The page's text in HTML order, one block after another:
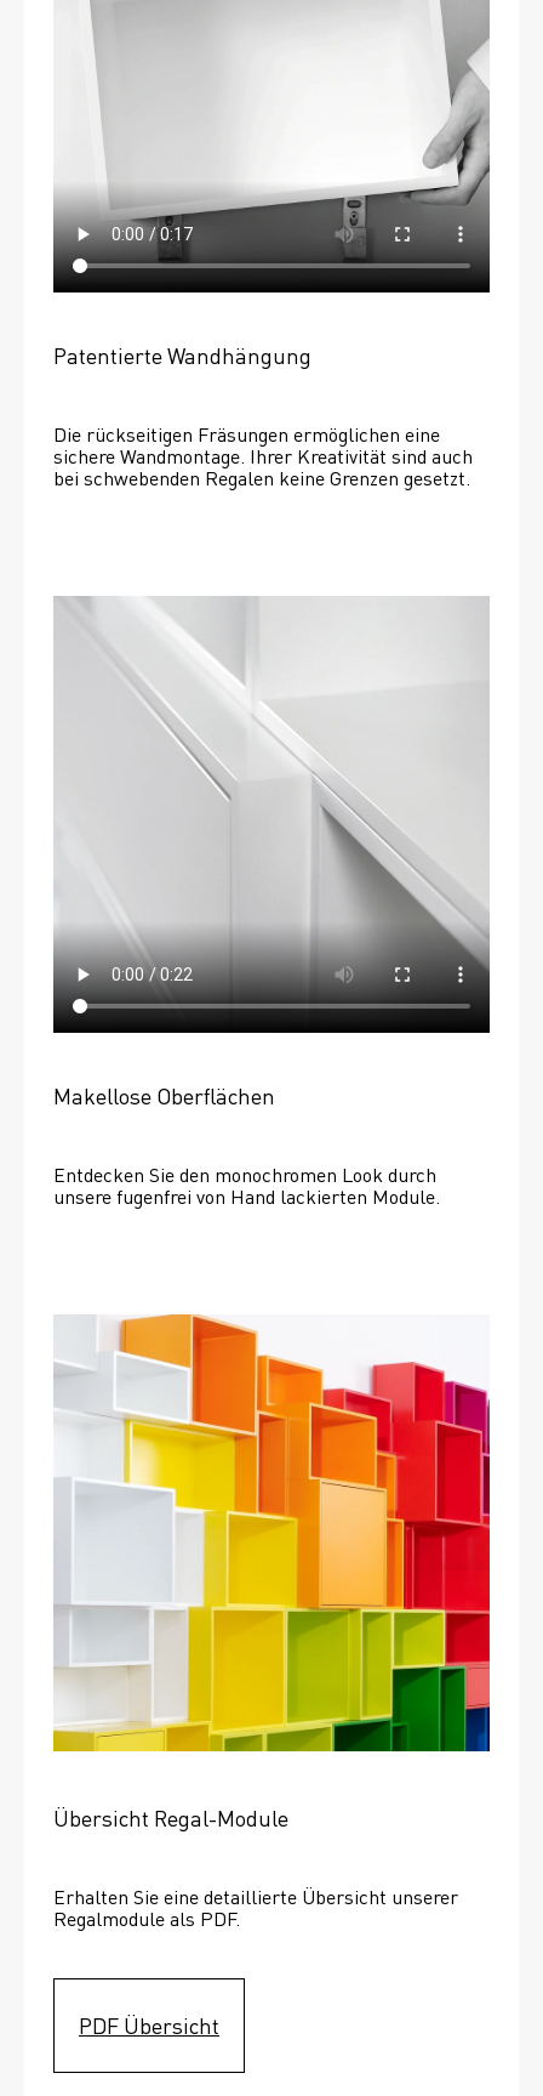
Patentierte Wandhängung
Die rückseitigen Fräsungen ermöglichen eine
sichere Wandmontage. Ihrer Kreativität sind auch
bei schwebenden Regalen keine Grenzen gesetzt.
Makellose Oberflächen
Entdecken Sie den monochromen Look durch
unsere fugenfrei von Hand lackierten Module.
Übersicht Regal-Module
Erhalten Sie eine detaillierte Übersicht unserer
Regalmodule als PDF.
PDF Übersicht